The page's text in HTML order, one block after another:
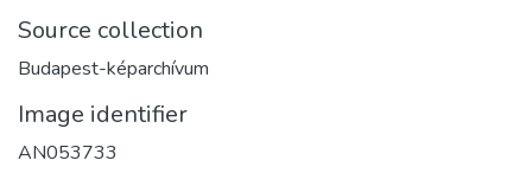
Source collection
Budapest-képarchívum
Image identifier
AN053733